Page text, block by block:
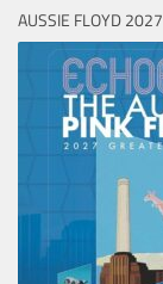
AUSSIE FLOYD 2027